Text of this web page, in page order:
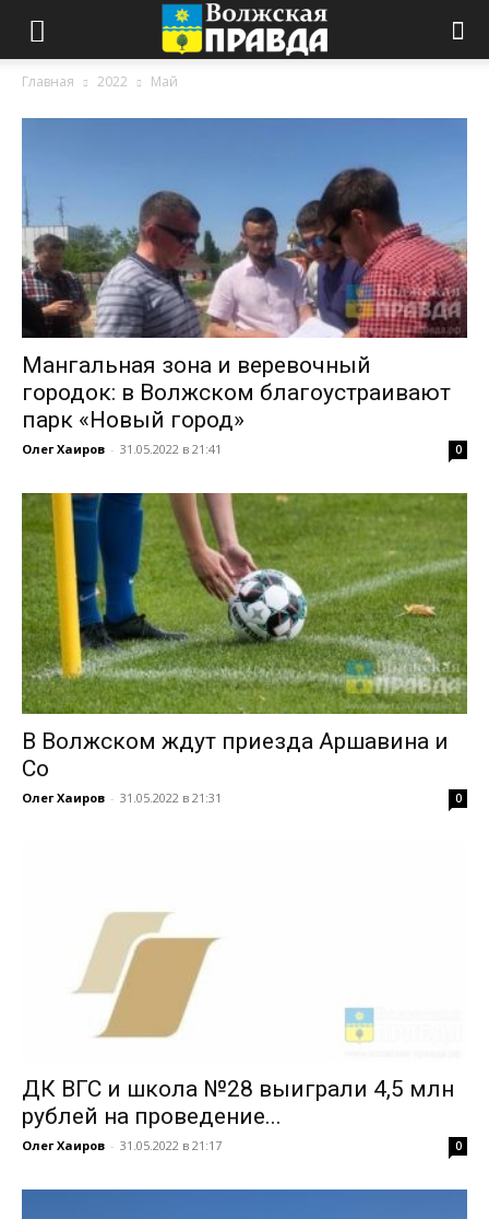
Главная 2022 Май
Мангальная зона и веревочный
городок: в Волжском благоустраивают
парк «Новый город»
Олег Хаиров - 31.05.2022 в 21:41 0
В Волжском ждут приезда Аршавина и
Co
Олег Хаиров - 31.05.2022 в 21:31 0
ДК ВГС и школа №28 выиграли 4,5 млн
рублей на проведение...
Олег Хаиров - 31.05.2022 в 21:17 0